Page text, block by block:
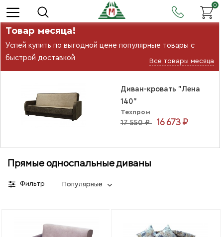
0
Товар месяца!
Успей купить по выгодной цене популярные товары с
быстрой доставкой
Все товары месяца
Диван-кровать "Лена
140"
Техпром
17 550 ₽ 16 673 ₽
Прямые односпальные диваны
Фильтр Популярные